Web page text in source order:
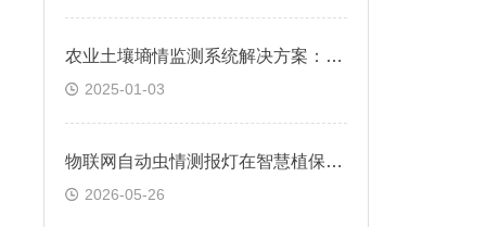
农业土壤墒情监测系统解决方案：洞察土壤干湿奥秘的利器
2025-01-03
物联网自动虫情测报灯在智慧植保中的系统集成与预警功能
2026-05-26